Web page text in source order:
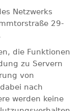
Netzwerks
29-
die Funktionen
zu Servern
von
nach
werden keine